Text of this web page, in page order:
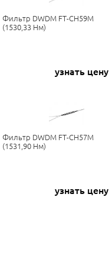
Фильтр DWDM FT-CH59M
(1530,33 Нм)
узнать цену
Фильтр DWDM FT-CH57M
(1531,90 Нм)
узнать цену